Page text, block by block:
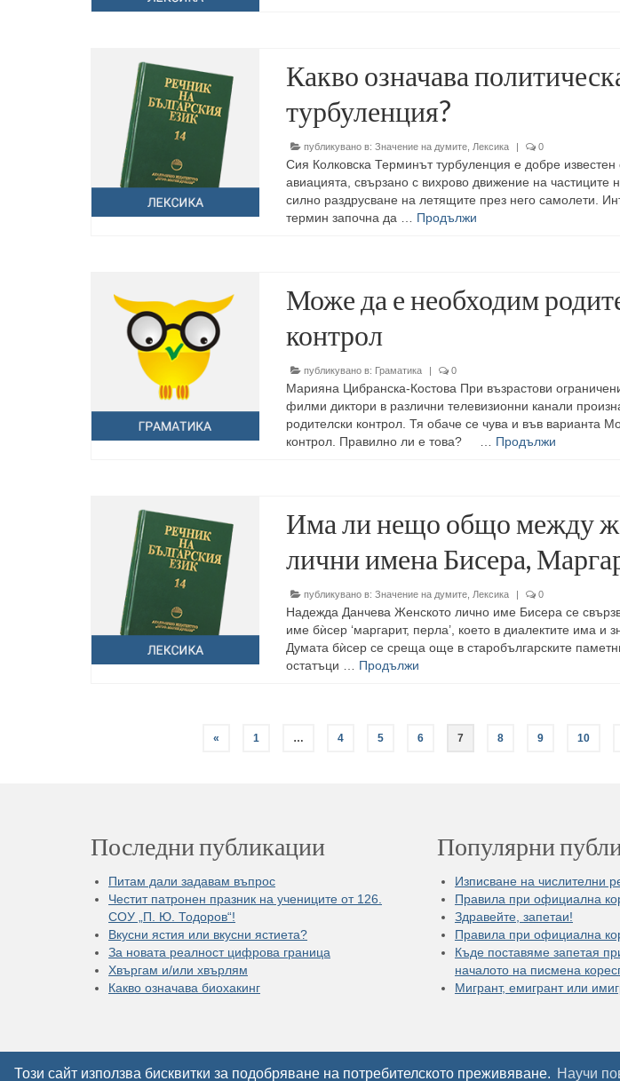
Този сайт използва бисквитки за подобряване на потребителското преживяване. Научи
Какво означава
турбуленция?
публикувано в: Значение на думите, Лексика 0
Сия Колковска Терминът турбуленция е добре
авиацията, свързано с вихрово движение на частиците
силно раздрусване на летящите през него самолети.
термин започна да … Продължи
Може да е необходим
контрол
публикувано в: Граматика 0
Марияна Цибранска-Костова При възрастови
филми диктори в различни телевизионни канали
родителски контрол. Тя обаче се чува и във варианта
контрол. Правилно ли е това? … Продължи
Има ли нещо общо между
лични имена Бисера,
публикувано в: Значение на думите, Лексика 0
Надежда Данчева Женското лично име Бисера се
име бѝсер ‘маргарит, перла’, което в диалектите има и
Думата бѝсер се среща още в старобългарските
остатъци … Продължи
« 1 … 4 5 6 7 8 9 10
Последни публикации
Питам дали задавам въпрос
Честит патронен празник на учениците от 126.
СОУ „П. Ю. Тодоров“!
Вкусни ястия или вкусни ястиета?
За новата реалност цифрова граница
Хвъргам и/или хвърлям
Какво означава биохакинг
Популярни
Изписване на числителни
Правила при официална
Здравейте, запетаи!
Правила при официална
Къде поставяме запетая
началото на писмена
Мигрант, емигрант или
© 2026 Написаното остава. Пиши правилно!